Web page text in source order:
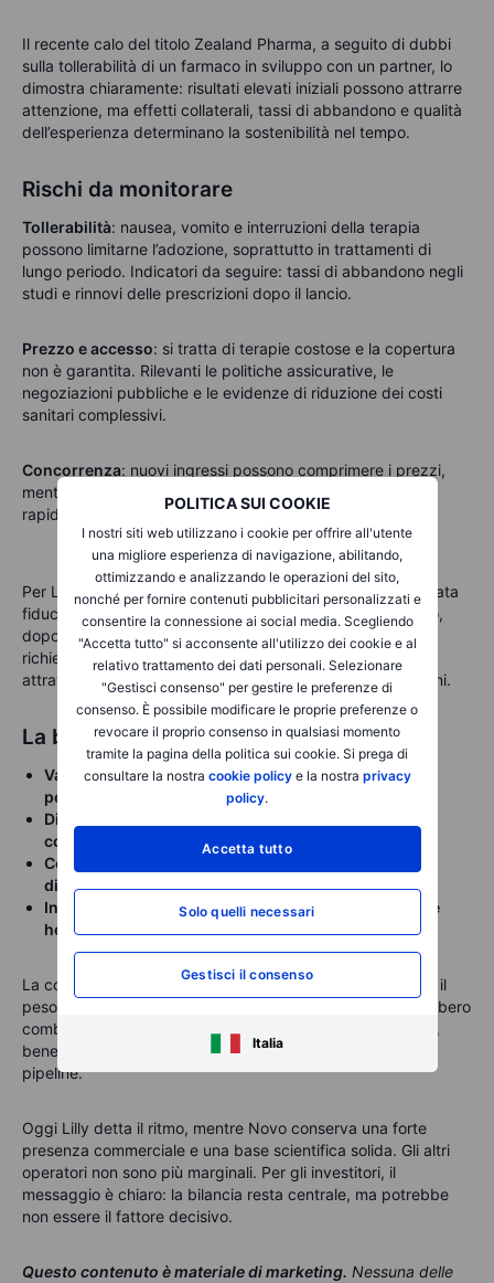
POLITICA SUI COOKIE
I nostri siti web utilizzano i cookie per offrire all'utente
una migliore esperienza di navigazione, abilitando,
ottimizzando e analizzando le operazioni del sito,
nonché per fornire contenuti pubblicitari personalizzati e
consentire la connessione ai social media. Scegliendo
"Accetta tutto" si acconsente all'utilizzo dei cookie e al
relativo trattamento dei dati personali. Selezionare
"Gestisci consenso" per gestire le preferenze di
consenso. È possibile modificare le proprie preferenze o
revocare il proprio consenso in qualsiasi momento
tramite la pagina della politica sui cookie. Si prega di
consultare la nostra cookie policye la nostra privacy
policy.
Accetta tutto
Solo quelli necessari
Gestisci il consenso
Italia
Il recente calo del titolo Zealand Pharma, a seguito di dubbi
sulla tollerabilità di un farmaco in sviluppo con un partner, lo
dimostra chiaramente: risultati elevati iniziali possono attrarre
attenzione, ma effetti collaterali, tassi di abbandono e qualità
dell’esperienza determinano la sostenibilità nel tempo.
Rischi da monitorare
Tollerabilità: nausea, vomito e interruzioni della terapia
possono limitarne l’adozione, soprattutto in trattamenti di
lungo periodo. Indicatori da seguire: tassi di abbandono negli
studi e rinnovi delle prescrizioni dopo il lancio.
Prezzo e accesso: si tratta di terapie costose e la copertura
non è garantita. Rilevanti le politiche assicurative, le
negoziazioni pubbliche e le evidenze di riduzione dei costi
sanitari complessivi.
Concorrenza: nuovi ingressi possono comprimere i prezzi,
mentre eventuali ritardi nella pipeline possono modificare
rapidamente le aspettative di mercato.
Per Lilly, il rischio è che le valutazioni riflettano già un’elevata
fiducia in Zepbound, retatrutide e nella pipeline. Per Novo,
dopo la correzione, le aspettative sono più contenute ma
richiedono conferme sulla capacità di rilanciare la crescita
attraverso Wegovy orale, CagriSema e future combinazioni.
La bussola per gli investitori
Valutare l’aderenza alla terapia, non solo la perdita di
peso.
Distinguere tra qualità dei dati clinici e capacità
commerciale.
Considerare la pipeline come un portafoglio
diversificato.
Interpretare il tema obesità come crescita nel settore
healthcare
La corsa è partita da un indicatore semplice e immediato: il
peso. Ma il mercato sta evolvendo. I futuri vincitori potrebbero
combinare efficacia, migliore tollerabilità, semplicità d’uso,
benefici clinici più ampi, accessibilità e profondità della
pipeline.
Oggi Lilly detta il ritmo, mentre Novo conserva una forte
presenza commerciale e una base scientifica solida. Gli altri
operatori non sono più marginali. Per gli investitori, il
messaggio è chiaro: la bilancia resta centrale, ma potrebbe
non essere il fattore decisivo.
Questo contenuto è materiale di marketing. Nessuna delle